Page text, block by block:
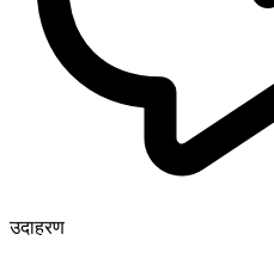
उदाहरण